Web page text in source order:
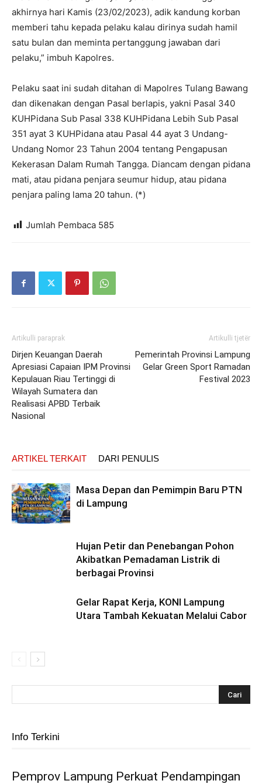
akhirnya hari Kamis (23/02/2023), adik kandung korban
memberi tahu kepada pelaku kalau dirinya sudah hamil
satu bulan dan meminta pertanggung jawaban dari
pelaku,” imbuh Kapolres.
Pelaku saat ini sudah ditahan di Mapolres Tulang Bawang
dan dikenakan dengan Pasal berlapis, yakni Pasal 340
KUHPidana Sub Pasal 338 KUHPidana Lebih Sub Pasal
351 ayat 3 KUHPidana atau Pasal 44 ayat 3 Undang-
Undang Nomor 23 Tahun 2004 tentang Pengapusan
Kekerasan Dalam Rumah Tangga. Diancam dengan pidana
mati, atau pidana penjara seumur hidup, atau pidana
penjara paling lama 20 tahun. (*)
Jumlah Pembaca 585
Artikulli paraprak
Dirjen Keuangan Daerah
Apresiasi Capaian IPM Provinsi
Kepulauan Riau Tertinggi di
Wilayah Sumatera dan
Realisasi APBD Terbaik
Nasional
Artikulli tjetër
Pemerintah Provinsi Lampung
Gelar Green Sport Ramadan
Festival 2023
ARTIKEL TERKAIT DARI PENULIS
Masa Depan dan Pemimpin Baru PTN
di Lampung
Hujan Petir dan Penebangan Pohon
Akibatkan Pemadaman Listrik di
berbagai Provinsi
Gelar Rapat Kerja, KONI Lampung
Utara Tambah Kekuatan Melalui Cabor
Info Terkini
Pemprov Lampung Perkuat Pendampingan